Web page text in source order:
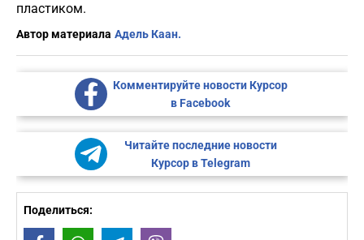
пластиком.
Автор материала Адель Каан.
Комментируйте новости Курсор
в Facebook
Читайте последние новости
Курсор в Telegram
Поделиться: